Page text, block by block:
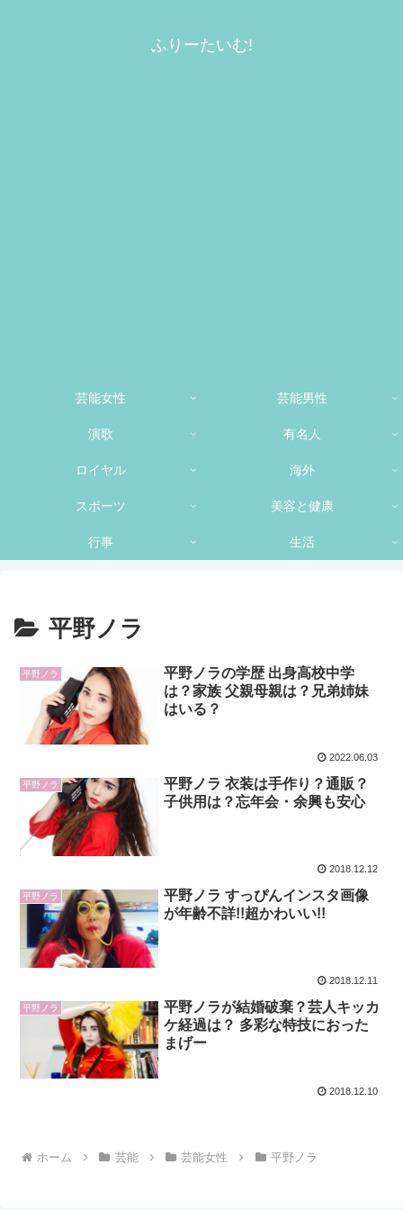
ふりーたいむ!
芸能女性 芸能男性
演歌 有名人
ロイヤル 海外
スポーツ 美容と健康
行事 生活
平野ノラ
平野ノラ
平野ノラの学歴 出身高校中学
は？家族 父親母親は？兄弟姉妹
はいる？
2022.06.03
平野ノラ
平野ノラ 衣装は手作り？通販？
子供用は？忘年会・余興も安心
2018.12.12
平野ノラ
平野ノラ すっぴんインスタ画像
が年齢不詳!!超かわいい!!
2018.12.11
平野ノラ
平野ノラが結婚破棄？芸人キッカ
ケ経過は？ 多彩な特技におった
まげー
2018.12.10
ホーム 芸能 芸能女性 平野ノラ